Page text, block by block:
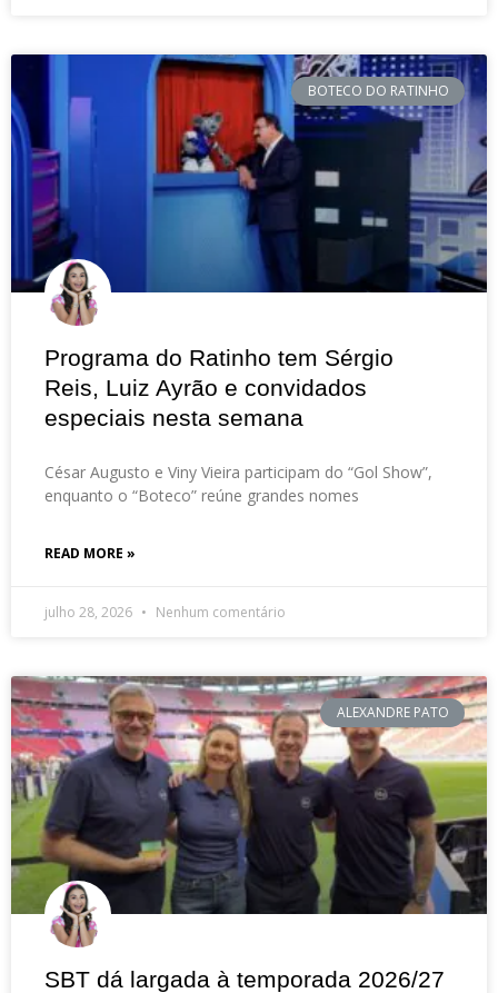
BOTECO DO RATINHO
Programa do Ratinho tem Sérgio
Reis, Luiz Ayrão e convidados
especiais nesta semana
César Augusto e Viny Vieira participam do “Gol Show”,
enquanto o “Boteco” reúne grandes nomes
READ MORE »
julho 28, 2026 Nenhum comentário
ALEXANDRE PATO
SBT dá largada à temporada 2026/27